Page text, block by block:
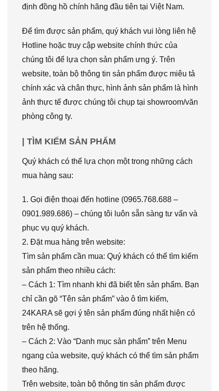
định đồng hồ chính hãng đầu tiên tại Việt Nam.
Để tìm được sản phẩm, quý khách vui lòng liên hệ
Hotline hoặc truy cập website chính thức của
chúng tôi để lựa chọn sản phẩm ưng ý. Trên
website, toàn bộ thông tin sản phẩm được miêu tả
chính xác và chân thực, hình ảnh sản phẩm là hình
ảnh thực tế được chúng tôi chụp tại showroom/văn
phòng công ty.
| TÌM KIẾM SẢN PHẨM
Quý khách có thể lựa chọn một trong những cách
mua hàng sau:
1. Gọi điện thoại đến hotline (0965.768.688 –
0901.989.686) – chúng tôi luôn sẵn sàng tư vấn và
phục vụ quý khách.
2. Đặt mua hàng trên website:
Tìm sản phẩm cần mua: Quý khách có thể tìm kiếm
sản phẩm theo nhiều cách:
– Cách 1: Tìm nhanh khi đã biết tên sản phẩm. Bạn
chỉ cần gõ “Tên sản phẩm” vào ô tìm kiếm,
24KARA sẽ gợi ý tên sản phẩm đúng nhất hiện có
trên hệ thống.
– Cách 2: Vào “Danh mục sản phẩm” trên Menu
ngang của website, quý khách có thể tìm sản phẩm
theo hãng.
Trên website, toàn bộ thông tin sản phẩm được